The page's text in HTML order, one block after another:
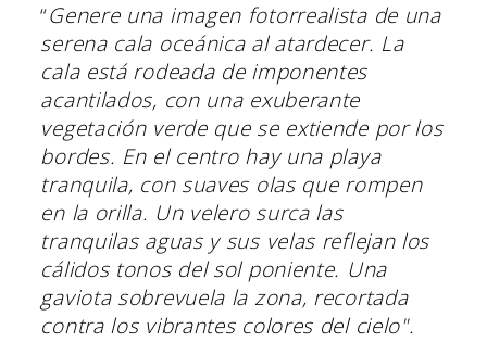
“Genere una imagen fotorrealista de una
serena cala oceánica al atardecer. La
cala está rodeada de imponentes
acantilados, con una exuberante
vegetación verde que se extiende por los
bordes. En el centro hay una playa
tranquila, con suaves olas que rompen
en la orilla. Un velero surca las
tranquilas aguas y sus velas reflejan los
cálidos tonos del sol poniente. Una
gaviota sobrevuela la zona, recortada
contra los vibrantes colores del cielo".